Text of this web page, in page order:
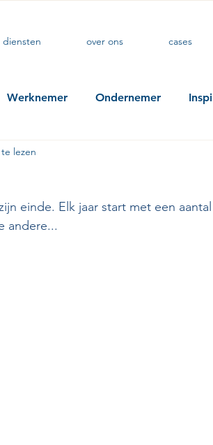
diensten over ons cases
Werknemer Ondernemer
lezen
einde. Elk jaar start met een aantal
andere...